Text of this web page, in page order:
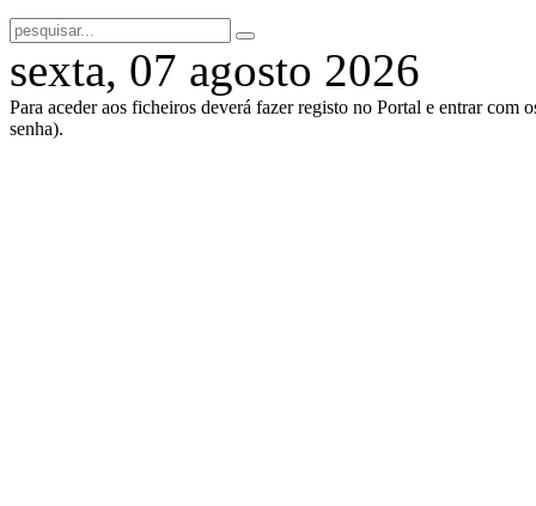
sexta, 07 agosto 2026
Para aceder aos ficheiros deverá fazer registo no Portal e entrar com
senha).